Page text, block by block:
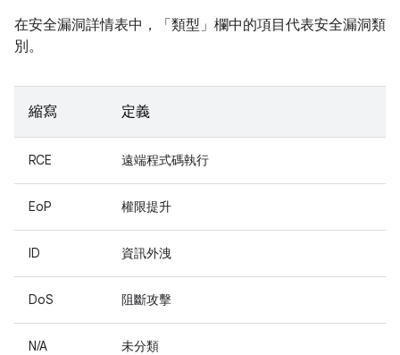
在安全漏洞詳情表中，「類型」 欄中的項目代表安全漏洞類
別。
縮寫 定義
RCE 遠端程式碼執行
EoP 權限提升
ID 資訊外洩
DoS 阻斷攻擊
N/A 未分類